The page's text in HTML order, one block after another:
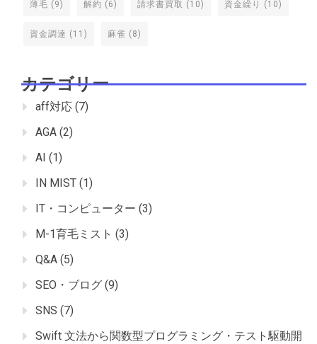
薄毛 (9) 解約 (6) 請求書買取 (10) 資金繰り (10)
資金調達 (11) 麻雀 (8)
カテゴリー
aff対応 (7)
AGA (2)
AI (1)
IN MIST (1)
IT・コンピューター (3)
M-1育毛ミスト (3)
Q&A (5)
SEO・ブログ (9)
SNS (7)
Swift 文法から関数型プログラミング・テスト駆動開